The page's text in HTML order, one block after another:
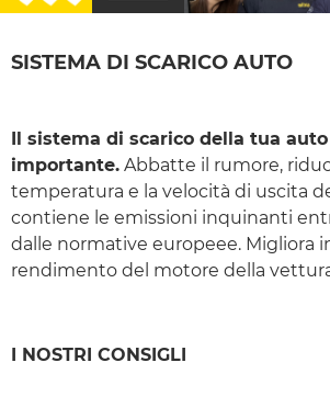
SISTEMA DI SCARICO AUTO
Il sistema di scarico della tua
importante. Abbatte il rumore,
temperatura e la velocità di uscita
contiene le emissioni inquinanti
dalle normative europeee. Migliora
rendimento del motore della
I NOSTRI CONSIGLI